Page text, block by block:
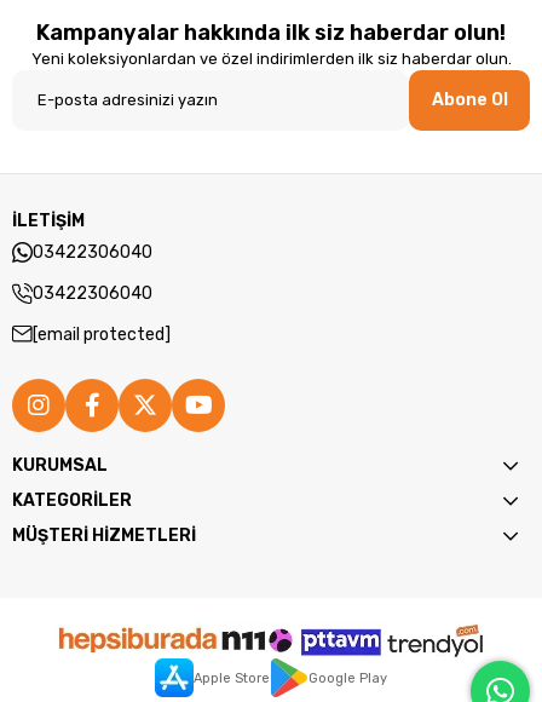
Kampanyalar hakkında ilk siz haberdar olun!
Yeni koleksiyonlardan ve özel indirimlerden ilk siz haberdar olun.
Abone Ol
İLETİŞİM
03422306040
03422306040
[email protected]
KURUMSAL
KATEGORİLER
MÜŞTERİ HİZMETLERİ
Apple Store Google Play